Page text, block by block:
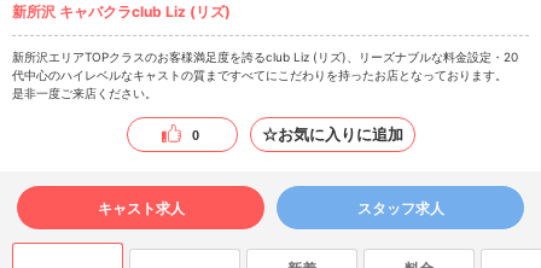
新所沢 キャバクラclub Liz (リズ)
新所沢エリアTOPクラスのお客様満足度を誇るclub Liz (リズ)、リーズナブルな料金設定・20
代中心のハイレベルなキャストの質まですべてにこだわりを持ったお店となっております。
是非一度ご来店ください。
0 ☆お気に入りに追加
キャスト求人 スタッフ求人